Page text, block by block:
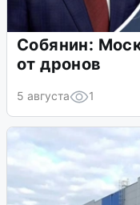
Собянин:
от дронов
5 августа 1